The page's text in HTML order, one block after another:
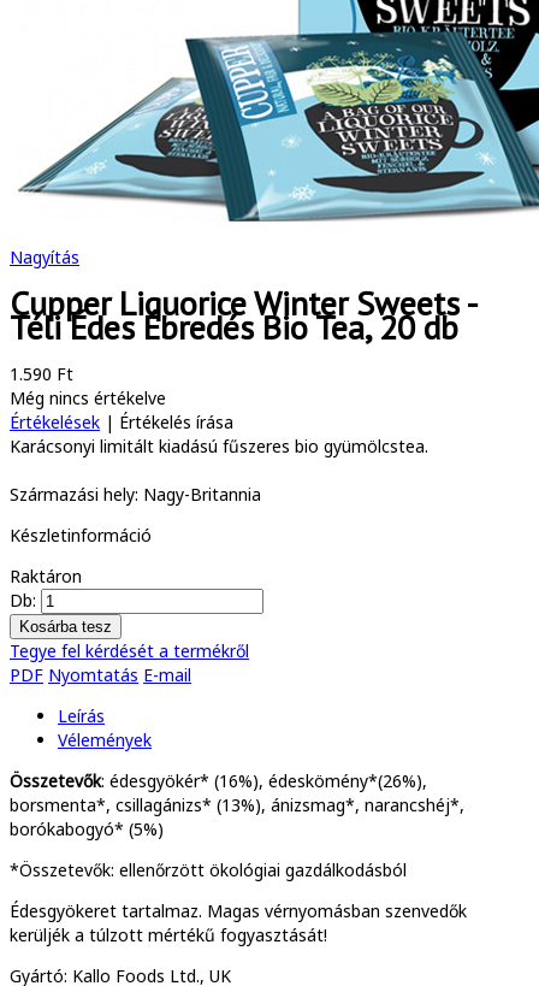
Nagyítás
Cupper Liquorice Winter Sweets -
Téli Édes Ébredés Bio Tea, 20 db
1.590 Ft
Még nincs értékelve
Értékelések | Értékelés írása
Karácsonyi limitált kiadású fűszeres bio gyümölcstea.
Származási hely: Nagy-Britannia
Készletinformáció
Raktáron
Db:
Tegye fel kérdését a termékről
PDF Nyomtatás E-mail
Leírás
Vélemények
Összetevők: édesgyökér* (16%), édeskömény*(26%),
borsmenta*, csillagánizs* (13%), ánizsmag*, narancshéj*,
borókabogyó* (5%)
*Összetevők: ellenőrzött ökológiai gazdálkodásból
Édesgyökeret tartalmaz. Magas vérnyomásban szenvedők
kerüljék a túlzott mértékű fogyasztását!
Gyártó: Kallo Foods Ltd., UK